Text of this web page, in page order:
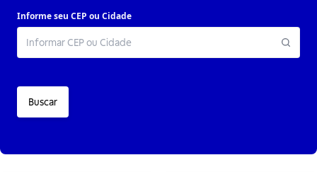
Informe seu CEP ou Cidade
Buscar